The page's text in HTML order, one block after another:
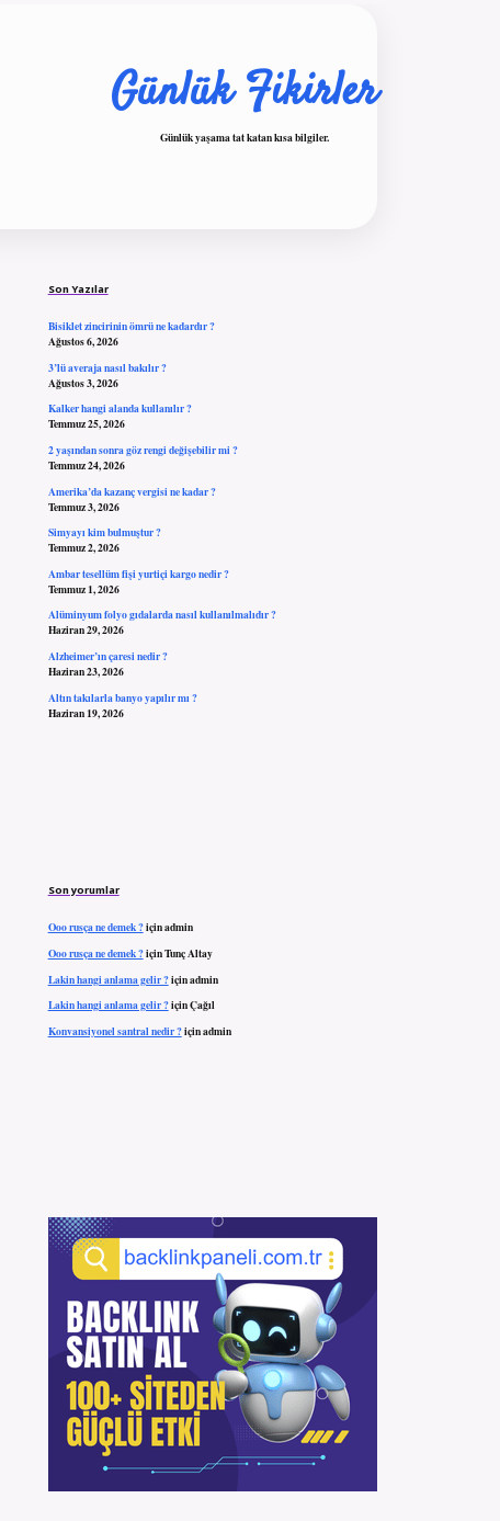
Günlük Fikirler
Günlük yaşama tat katan kısa bilgiler.
Son Yazılar
Bisiklet zincirinin ömrü ne kadardır ?
Ağustos 6, 2026
3’lü averaja nasıl bakılır ?
Ağustos 3, 2026
Kalker hangi alanda kullanılır ?
Temmuz 25, 2026
2 yaşından sonra göz rengi değişebilir mi ?
Temmuz 24, 2026
Amerika’da kazanç vergisi ne kadar ?
Temmuz 3, 2026
Simyayı kim bulmuştur ?
Temmuz 2, 2026
Ambar tesellüm fişi yurtiçi kargo nedir ?
Temmuz 1, 2026
Alüminyum folyo gıdalarda nasıl kullanılmalıdır ?
Haziran 29, 2026
Alzheimer’ın çaresi nedir ?
Haziran 23, 2026
Altın takılarla banyo yapılır mı ?
Haziran 19, 2026
Son yorumlar
Ooo rusça ne demek ?içinadmin
Ooo rusça ne demek ?içinTunç Altay
Lakin hangi anlama gelir ?içinadmin
Lakin hangi anlama gelir ?içinÇağıl
Konvansiyonel santral nedir ?içinadmin